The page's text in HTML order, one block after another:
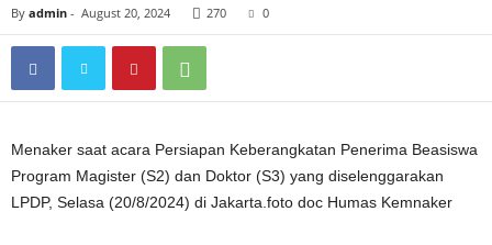
By admin - August 20, 2024 270 0
Menaker saat acara Persiapan Keberangkatan Penerima Beasiswa
Program Magister (S2) dan Doktor (S3) yang diselenggarakan
LPDP, Selasa (20/8/2024) di Jakarta.foto doc Humas Kemnaker